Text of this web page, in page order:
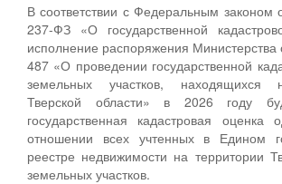
В соответствии с Федеральным
237-ФЗ «О государственной
исполнение распоряжения
487 «О проведении государственной
земельных участков, находящихся
Тверской области» в 2026 году
государственная кадастровая оценка
отношении всех учтенных в Едином
реестре недвижимости на территории
земельных участков.